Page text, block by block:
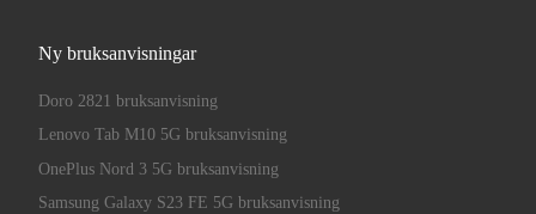
Ny bruksanvisningar
Doro 2821 bruksanvisning
Lenovo Tab M10 5G bruksanvisning
OnePlus Nord 3 5G bruksanvisning
Samsung Galaxy S23 FE 5G bruksanvisning